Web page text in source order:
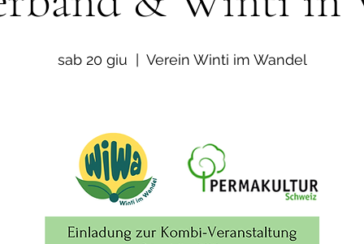
sab 20 giu Verein Winti im Wandel